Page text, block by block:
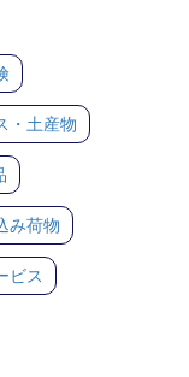
・土産物
み荷物
ビス